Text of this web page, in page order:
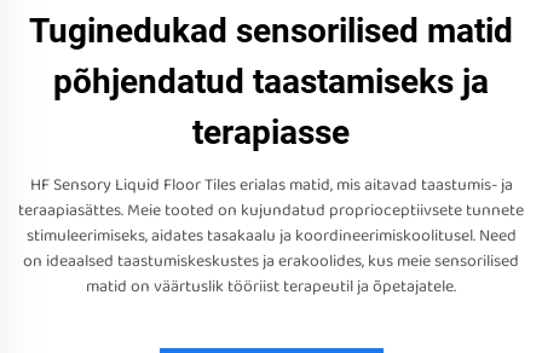
Tuginedukad sensorilised matid
põhjendatud taastamiseks ja
terapiasse
HF Sensory Liquid Floor Tiles erialas matid, mis aitavad taastumis- ja
teraapiasättes. Meie tooted on kujundatud proprioceptiivsete tunnete
stimuleerimiseks, aidates tasakaalu ja koordineerimiskoolitusel. Need
on ideaalsed taastumiskeskustes ja erakoolides, kus meie sensorilised
matid on väärtuslik tööriist terapeutil ja õpetajatele.